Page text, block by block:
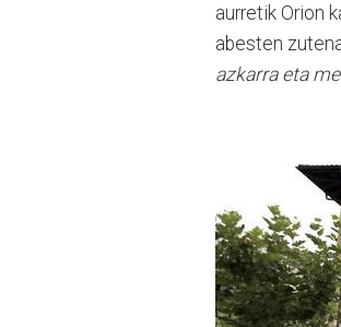
aurretik Orion
abesten
azkarra eta